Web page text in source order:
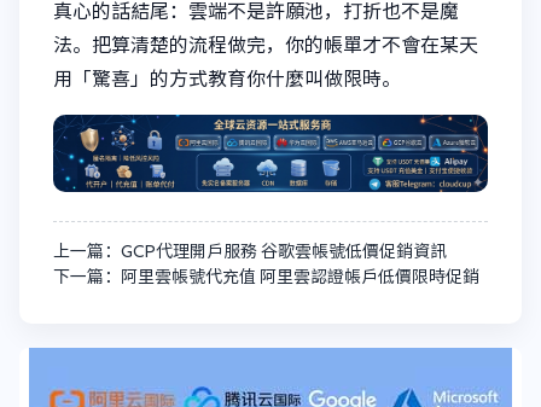
真心的話結尾：雲端不是許願池，打折也不是魔
法。把算清楚的流程做完，你的帳單才不會在某天
用「驚喜」的方式教育你什麼叫做限時。
上一篇：GCP代理開戶服務 谷歌雲帳號低價促銷資訊
下一篇：阿里雲帳號代充值 阿里雲認證帳戶低價限時促銷